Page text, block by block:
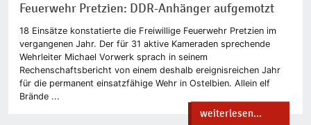
Feuerwehr Pretzien: DDR-Anhänger aufgemotzt
18 Einsätze konstatierte die Freiwillige Feuerwehr Pretzien im
vergangenen Jahr. Der für 31 aktive Kameraden sprechende
Wehrleiter Michael Vorwerk sprach in seinem
Rechenschaftsbericht von einem deshalb ereignisreichen Jahr
für die permanent einsatzfähige Wehr in Ostelbien. Allein elf
Brände ...
weiterlesen...